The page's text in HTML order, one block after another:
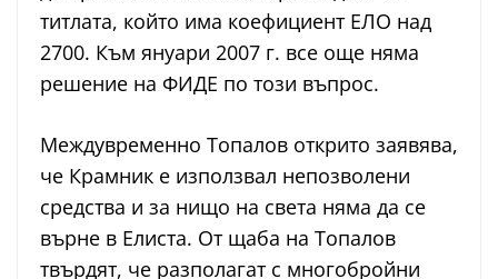
титлата, който има коефициент ЕЛО над
2700. Към януари 2007 г. все още няма
решение на ФИДЕ по този въпрос.
Междувременно Топалов открито заявява,
че Крамник е използвал непозволени
средства и за нищо на света няма да се
върне в Елиста. От щаба на Топалов
твърдят, че разполагат с многобройни